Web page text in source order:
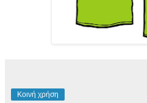
Κοινή χρήση